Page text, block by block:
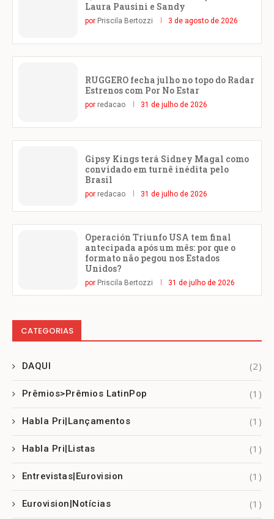
Laura Pausini e Sandy
por Priscila Bertozzi 3 de agosto de 2026
RUGGERO fecha julho no topo do Radar
Estrenos com Por No Estar
por redacao 31 de julho de 2026
Gipsy Kings terá Sidney Magal como
convidado em turnê inédita pelo
Brasil
por redacao 31 de julho de 2026
Operación Triunfo USA tem final
antecipada após um mês: por que o
formato não pegou nos Estados
Unidos?
por Priscila Bertozzi 31 de julho de 2026
CATEGORIAS
DAQUI (2)
Prêmios>Prêmios LatinPop (1)
Habla Pri|Lançamentos (1)
Habla Pri|Listas (1)
Entrevistas|Eurovision (1)
Eurovision|Notícias (1)